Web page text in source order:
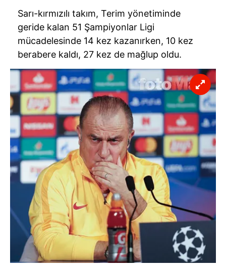
Sarı-kırmızılı takım, Terim yönetiminde
geride kalan 51 Şampiyonlar Ligi
mücadelesinde 14 kez kazanırken, 10 kez
berabere kaldı, 27 kez de mağlup oldu.